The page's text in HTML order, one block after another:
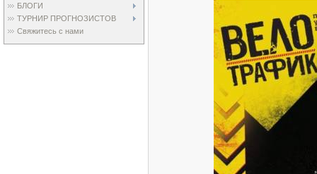
БЛОГИ
ТУРНИР ПРОГНОЗИСТОВ
Свяжитесь с нами